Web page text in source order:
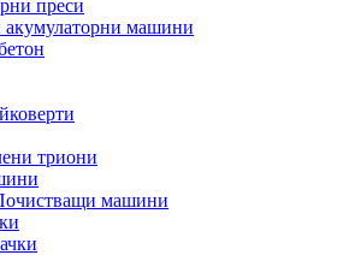
преси
акумулаторни машини
триони
машини